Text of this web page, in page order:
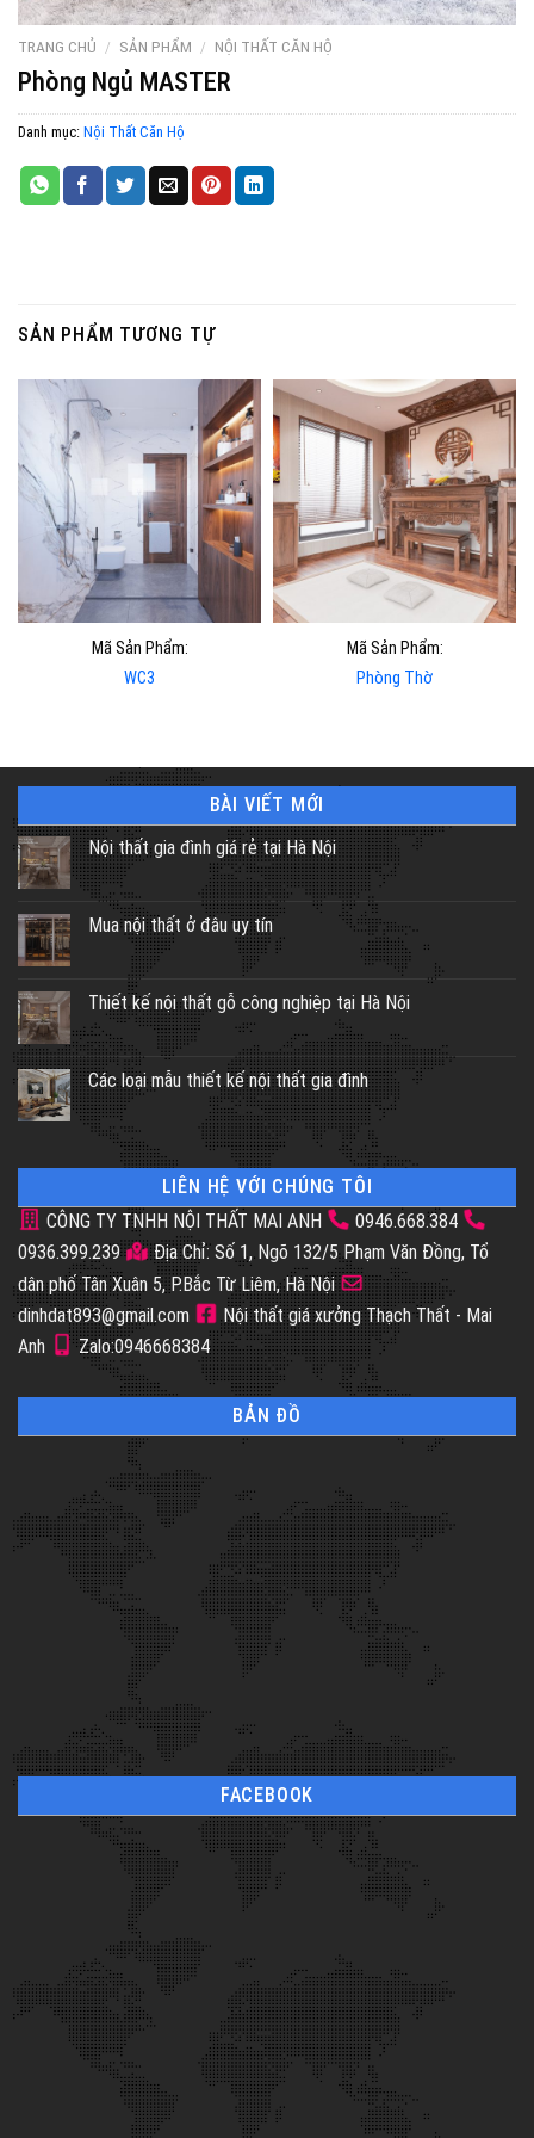
TRANG CHỦ / SẢN PHẨM / NỘI THẤT CĂN HỘ
Phòng Ngủ MASTER
Danh mục: Nội Thất Căn Hộ
SẢN PHẨM TƯƠNG TỰ
Mã Sản Phẩm:
WC3
Mã Sản Phẩm:
Phòng Thờ
BÀI VIẾT MỚI
Nội thất gia đình giá rẻ tại Hà Nội
Mua nội thất ở đâu uy tín
Thiết kế nội thất gỗ công nghiệp tại Hà Nội
Các loại mẫu thiết kế nội thất gia đình
LIÊN HỆ VỚI CHÚNG TÔI
CÔNG TY TNHH NỘI THẤT MAI ANH
0946.668.384
0936.399.239
Địa Chỉ: Số 1, Ngõ 132/5 Phạm Văn Đồng, Tổ
dân phố Tân Xuân 5, P.Bắc Từ Liêm, Hà Nội
dinhdat893@gmail.com
Nội thất giá xưởng Thạch Thất - Mai
Anh
Zalo:0946668384
BẢN ĐỒ
FACEBOOK